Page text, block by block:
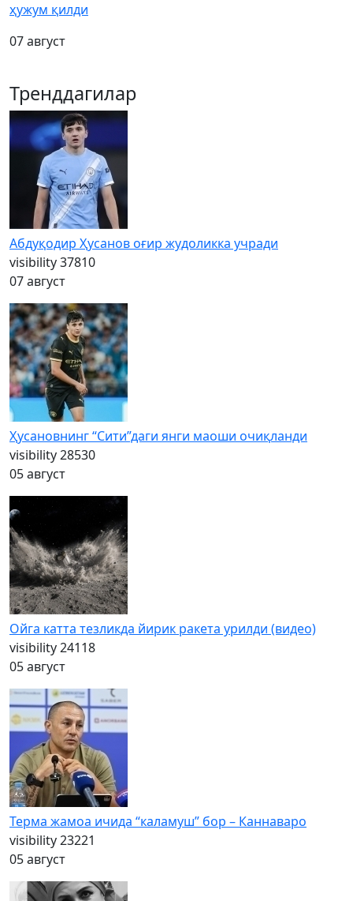
ҳужум қилди
07 август
Тренддагилар
Абдуқодир Ҳусанов оғир жудоликка учради
visibility37810
07 август
Ҳусановнинг “Сити”даги янги маоши очиқланди
visibility28530
05 август
Ойга катта тезликда йирик ракета урилди (видео)
visibility24118
05 август
Терма жамоа ичида “каламуш” бор – Каннаваро
visibility23221
05 август